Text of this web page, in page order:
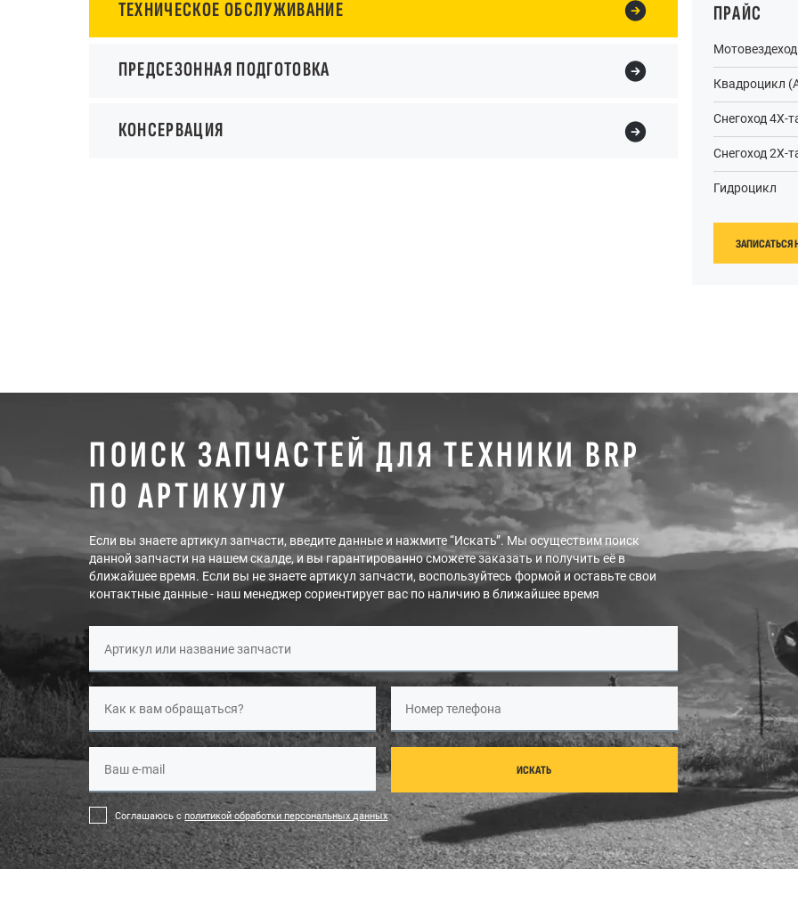
ТЕХНИЧЕСКОЕ ОБСЛУЖИВАНИЕ
ПРЕДСЕЗОННАЯ ПОДГОТОВКА
КОНСЕРВАЦИЯ
ПРАЙС
Мотовездеход
Квадроцикл
Снегоход 4Х-
Снегоход 2Х-
Гидроцикл
ЗАПИСАТЬСЯ
ПОИСК ЗАПЧАСТЕЙ ДЛЯ ТЕХНИКИ BRP
ПО АРТИКУЛУ
Если вы знаете артикул запчасти, введите данные и нажмите “Искать”. Мы осуществим поиск
данной запчасти на нашем скалде, и вы гарантированно сможете заказать и получить её в
ближайшее время. Если вы не знаете артикул запчасти, воспользуйтесь формой и оставьте свои
контактные данные - наш менеджер сориентирует вас по наличию в ближайшее время
Артикул или название запчасти
Как к вам обращаться? Номер телефона
Ваш e-mail
Соглашаюсь сполитикой обработки персональных данных
ИСКАТЬ